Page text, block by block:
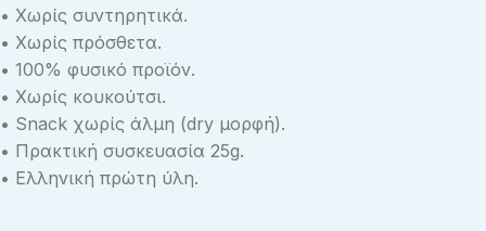
• Χωρίς συντηρητικά.
• Χωρίς πρόσθετα.
• 100% φυσικό προϊόν.
• Χωρίς κουκούτσι.
• Snack χωρίς άλμη (dry μορφή).
• Πρακτική συσκευασία 25g.
• Ελληνική πρώτη ύλη.